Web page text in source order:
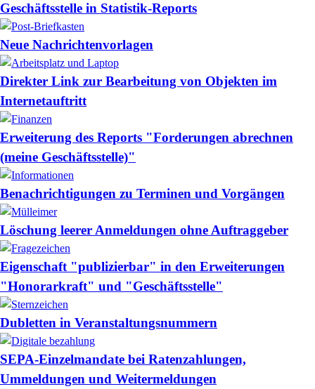
Geschäftsstelle in Statistik-Reports
Neue Nachrichtenvorlagen
Direkter Link zur Bearbeitung von Objekten im
Internetauftritt
Erweiterung des Reports "Forderungen abrechnen
(meine Geschäftsstelle)"
Benachrichtigungen zu Terminen und Vorgängen
Löschung leerer Anmeldungen ohne Auftraggeber
Eigenschaft "publizierbar" in den Erweiterungen
"Honorarkraft" und "Geschäftsstelle"
Dubletten in Veranstaltungsnummern
SEPA-Einzelmandate bei Ratenzahlungen,
Ummeldungen und Weitermeldungen